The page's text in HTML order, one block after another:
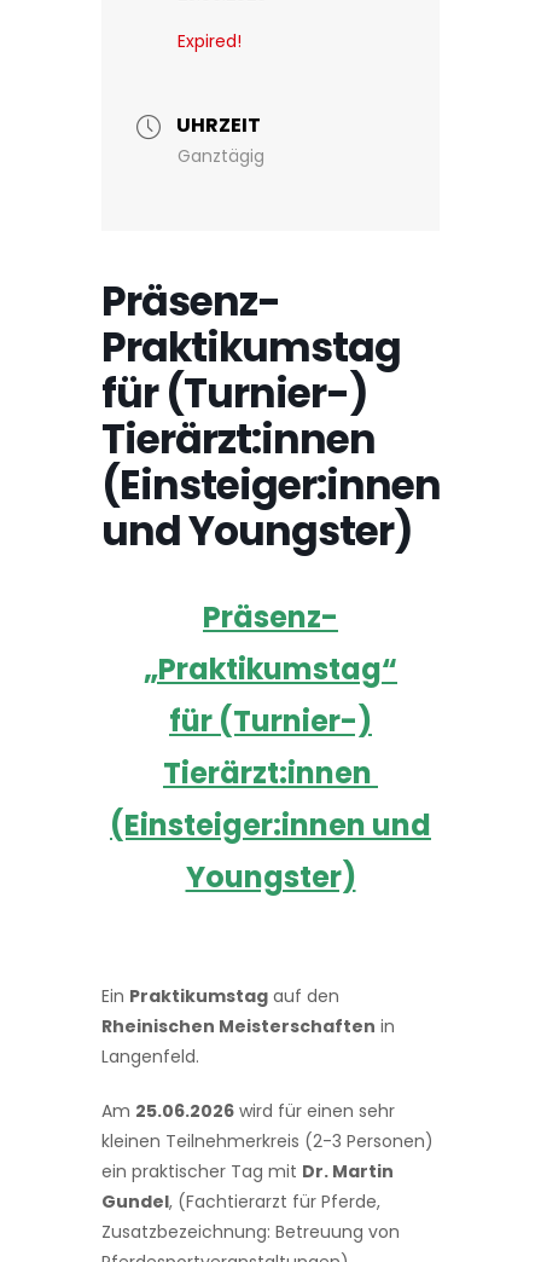
Expired!
UHRZEIT
Ganztägig
Präsenz-
Praktikumstag
für (Turnier-)
Tierärzt:innen
(Einsteiger:innen
und Youngster)
Präsenz-
„Praktikumstag“
für (Turnier-)
Tierärzt:innen
(Einsteiger:innen und
Youngster)
Ein Praktikumstag auf den
Rheinischen Meisterschaften in
Langenfeld.
Am 25.06.2026 wird für einen sehr
kleinen Teilnehmerkreis (2-3 Personen)
ein praktischer Tag mit Dr. Martin
Gundel, (Fachtierarzt für Pferde,
Zusatzbezeichnung: Betreuung von